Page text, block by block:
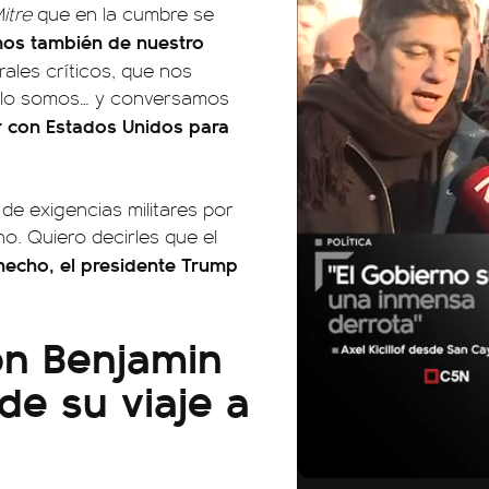
que en la cumbre se
también de nuestro
críticos, que nos
somos… y conversamos
Estados Unidos para
exigencias militares por
Quiero decirles que el
el presidente Trump
Benjamin
su viaje a